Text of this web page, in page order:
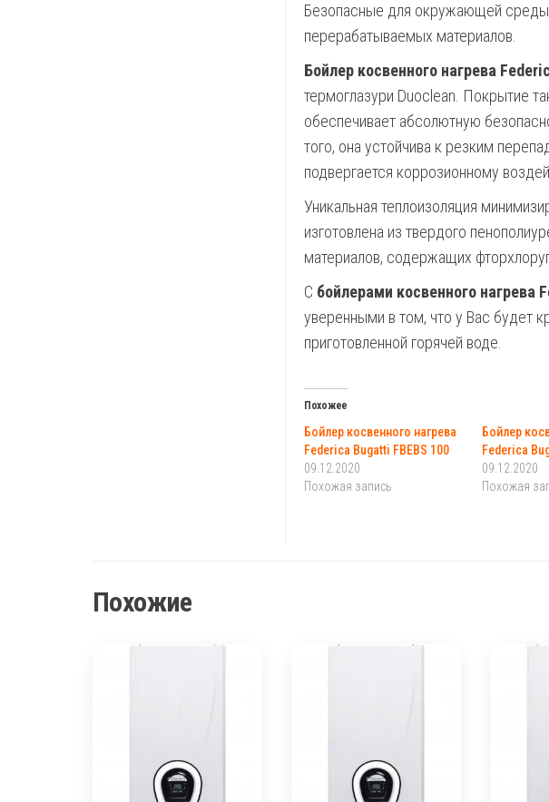
Безопасные для окружающей среды
перерабатываемых материалов.
Бойлер косвенного нагрева
термоглазури Duoclean. Покрытие
обеспечивает абсолютную
того, она устойчива к резким
подвергается коррозионному
Уникальная теплоизоляция
изготовлена из твердого
материалов, содержащих
С бойлерами косвенного нагрева
уверенными в том, что у Вас будет
приготовленной горячей воде.
Похожее
Бойлер косвенного нагрева
Federica Bugatti FBEBS 100
09.12.2020
Похожая запись
Бойлер
Federica
09.12.2020
Похожая
Похожие